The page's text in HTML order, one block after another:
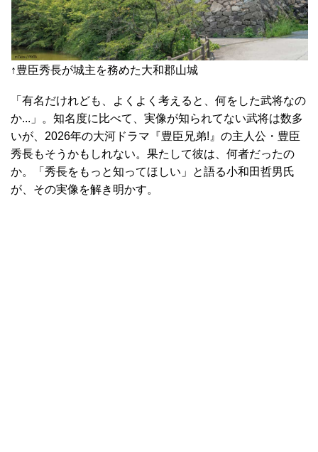
↑豊臣秀長が城主を務めた大和郡山城
「有名だけれども、よくよく考えると、何をした武将なの
か...」。知名度に比べて、実像が知られてない武将は数多
いが、2026年の大河ドラマ『豊臣兄弟!』の主人公・豊臣
秀長もそうかもしれない。果たして彼は、何者だったの
か。「秀長をもっと知ってほしい」と語る小和田哲男氏
が、その実像を解き明かす。